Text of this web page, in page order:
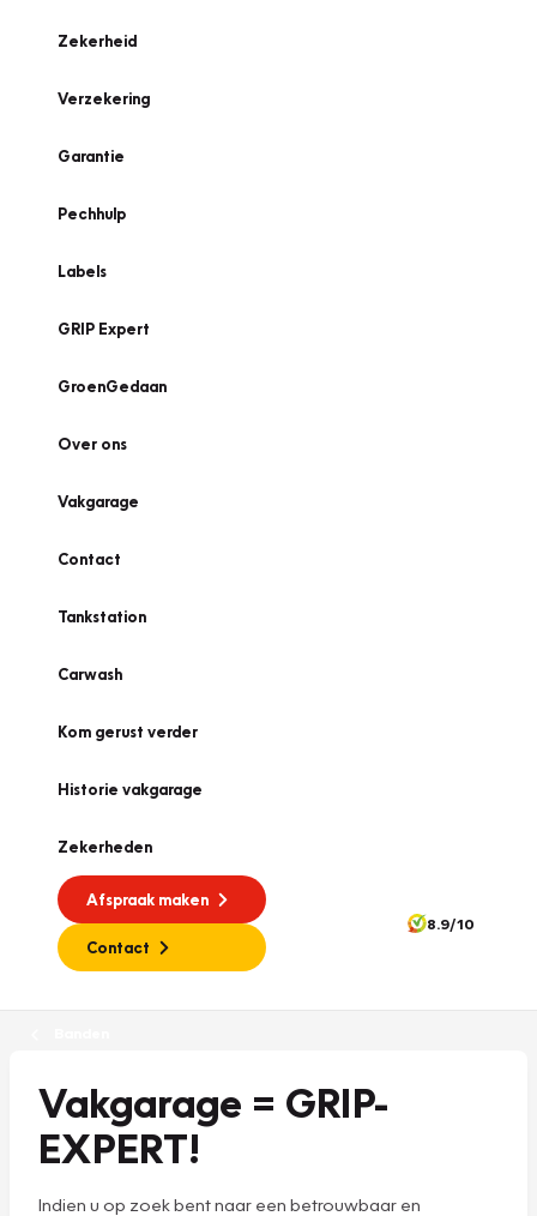
Zekerheid
Verzekering
Garantie
Pechhulp
Labels
GRIP Expert
GroenGedaan
Over ons
Vakgarage
Contact
Tankstation
Carwash
Kom gerust verder
Historie vakgarage
Zekerheden
Afspraak maken
Contact
8.9/10
Vakgarage = GRIP-
EXPERT!
Indien u op zoek bent naar een betrouwbaar en